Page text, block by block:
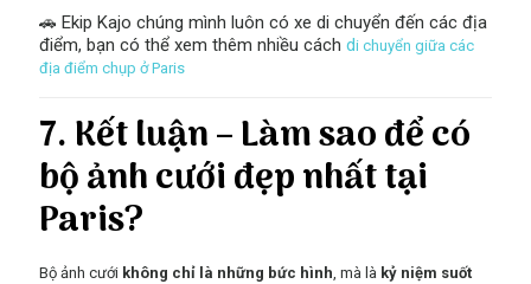
🚗 Ekip Kajo chúng mình luôn có xe di chuyển đến các địa
điểm, bạn có thể xem thêm nhiều cách di chuyển giữa các
địa điểm chụp ở Paris
7. Kết luận – Làm sao để có
bộ ảnh cưới đẹp nhất tại
Paris?
Bộ ảnh cưới không chỉ là những bức hình , mà là kỷ niệm suốt